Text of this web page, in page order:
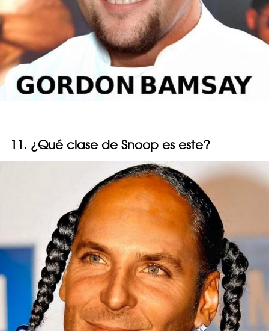
11. ¿Qué clase de Snoop es este?